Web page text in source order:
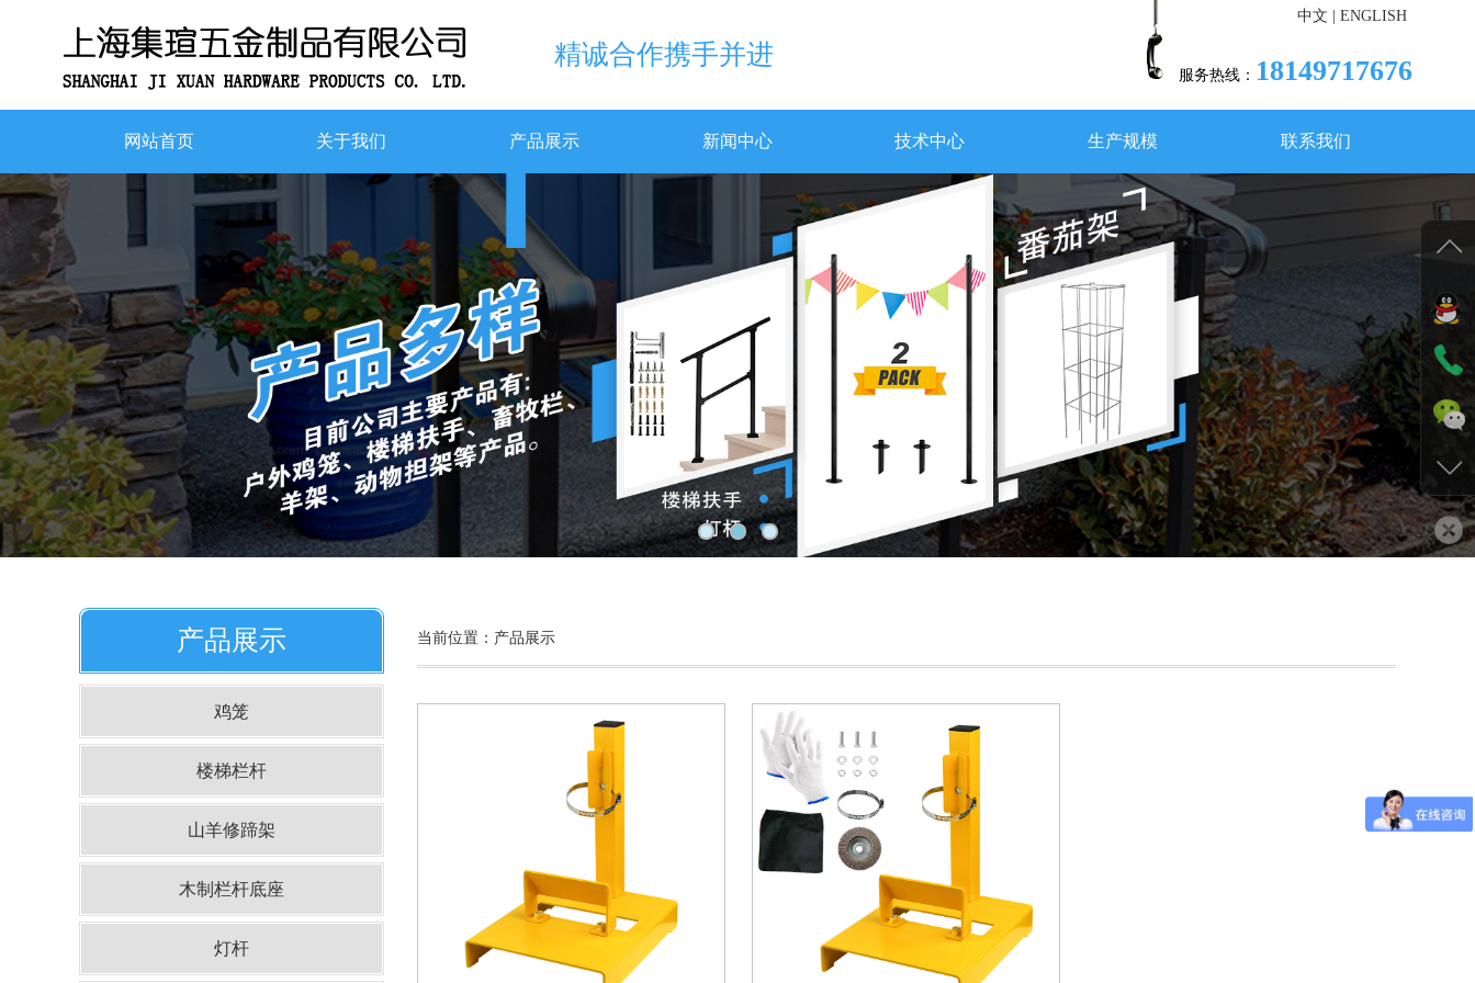
精诚合作携手并进
中文 ENGLISH
服务热线： 18149717676
网站首页 关于我们 产品展示 新闻中心 技术中心 生产规模 联系我们
产品展示
鸡笼
楼梯栏杆
山羊修蹄架
木制栏杆底座
灯杆
当前位置：产品展示